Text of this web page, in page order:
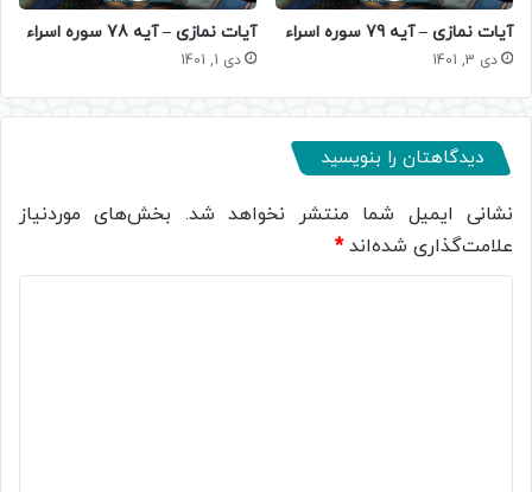
آیات نمازی – آیه 79 سوره اسراء
دی 3, 1401
آیات نمازی – آیه 78 سوره اسراء
دی 1, 1401
دیدگاهتان را بنویسید
نشانی ایمیل شما منتشر نخواهد شد. بخش‌های موردنیاز
علامت‌گذاری شده‌اند*